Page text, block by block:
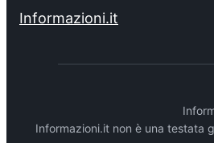
Informazioni.it
Informazioni.it non è una testata